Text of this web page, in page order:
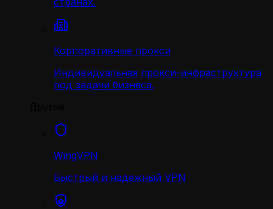
Корпоративные прокси
Индивидуальная прокси-инфраструктура
под задачи бизнеса.
WingVPN
Быстрый и надежный VPN